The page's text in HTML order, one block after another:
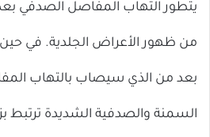
من ظهور الأعراض الجلدية. في
بعد من الذي سيصاب بالتهاب
السمنة والصدفية الشديدة ترتبط